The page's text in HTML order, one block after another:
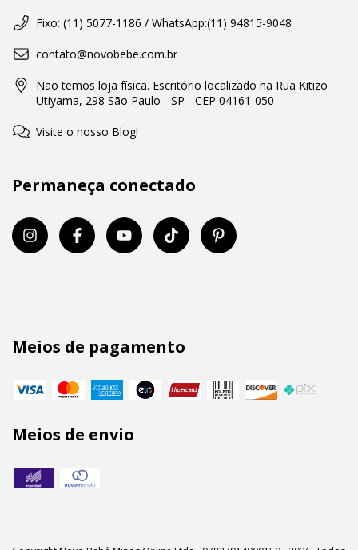
Fixo: (11) 5077-1186 / WhatsApp:(11) 94815-9048
contato@novobebe.com.br
Não temos loja física. Escritório localizado na Rua Kitizo
Utiyama, 298 São Paulo - SP - CEP 04161-050
Visite o nosso Blog!
Permaneça conectado
Meios de pagamento
Meios de envio